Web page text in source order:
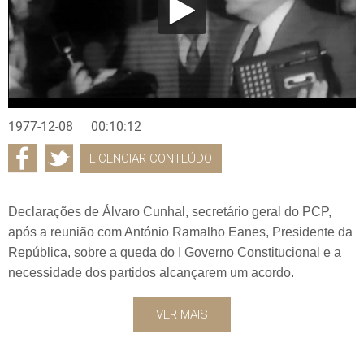
1977-12-08 00:10:12
LICENCIAR CONTEÚDO
Declarações de Álvaro Cunhal, secretário geral do PCP,
após a reunião com António Ramalho Eanes, Presidente da
República, sobre a queda do I Governo Constitucional e a
necessidade dos partidos alcançarem um acordo.
VER MAIS